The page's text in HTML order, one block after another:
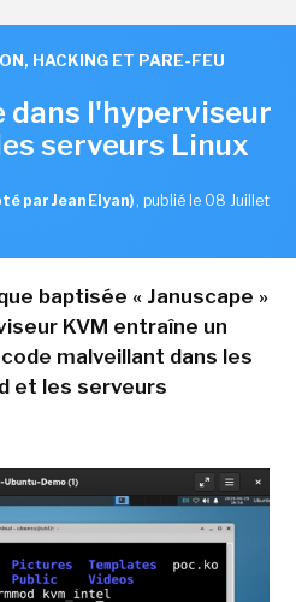
HACKING ET PARE-FEU
dans l'hyperviseur
serveurs Linux
par Jean Elyan) , publié le 08 Juillet
baptisée « Januscape »
KVM entraîne un
malveillant dans les
et les serveurs